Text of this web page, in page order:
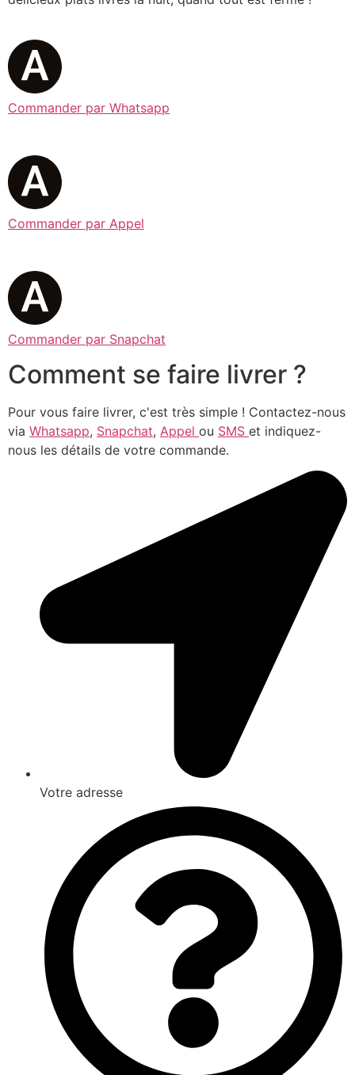
Commander par Whatsapp
Commander par Appel
Commander par Snapchat
Comment se faire livrer ?
Pour vous faire livrer, c'est très simple ! Contactez-nous
via Whatsapp, Snapchat, Appel ou SMS et indiquez-
nous les détails de votre commande.
Votre adresse